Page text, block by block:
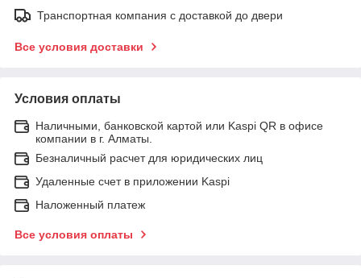
Транспортная компания с доставкой до двери
Все условия доставки
Условия оплаты
Наличными, банковской картой или Kaspi QR в офисе
компании в г. Алматы.
Безналичный расчет для юридических лиц
Удаленные счет в приложении Kaspi
Наложенный платеж
Все условия оплаты